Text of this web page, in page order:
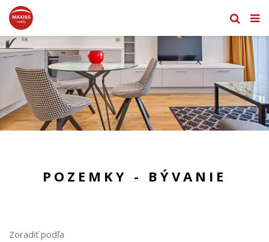
POZEMKY - BÝVANIE
Zoradiť podľa